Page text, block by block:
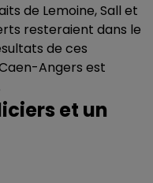
de Lemoine, Sall et
resteraient dans le
de ces
Angers est
et un